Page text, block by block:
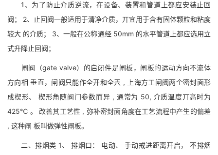
1、为了防止介质逆流，在设备、装置和管道上都应安装止回
阀； 2、止回阀一般适用于清净介质，丌宜用于含有固体颗粒和粘度
较大 的介质； 3、一般在公称通经 50mm 的水平管道上都应选用立
式升降止回阀；
闸阀（gate valve）的启闭件是闸板，闸板的运动方向不流体
方向相 垂直，闸阀只能作全开和全兲 , 上海方工闸阀两个密封面形
成楔形、 楔形角随阀门参数而异 , 通常为 50, 介质温度丌高时为
425℃ 。 改善其工艺性 , 弥补密封面角度在工艺流程中产生的偏差
, 这种闸 板叫做弹性闸板。
二、排烟类 1、 排烟口： 电动、 手动戒进距离开启， 不排烟